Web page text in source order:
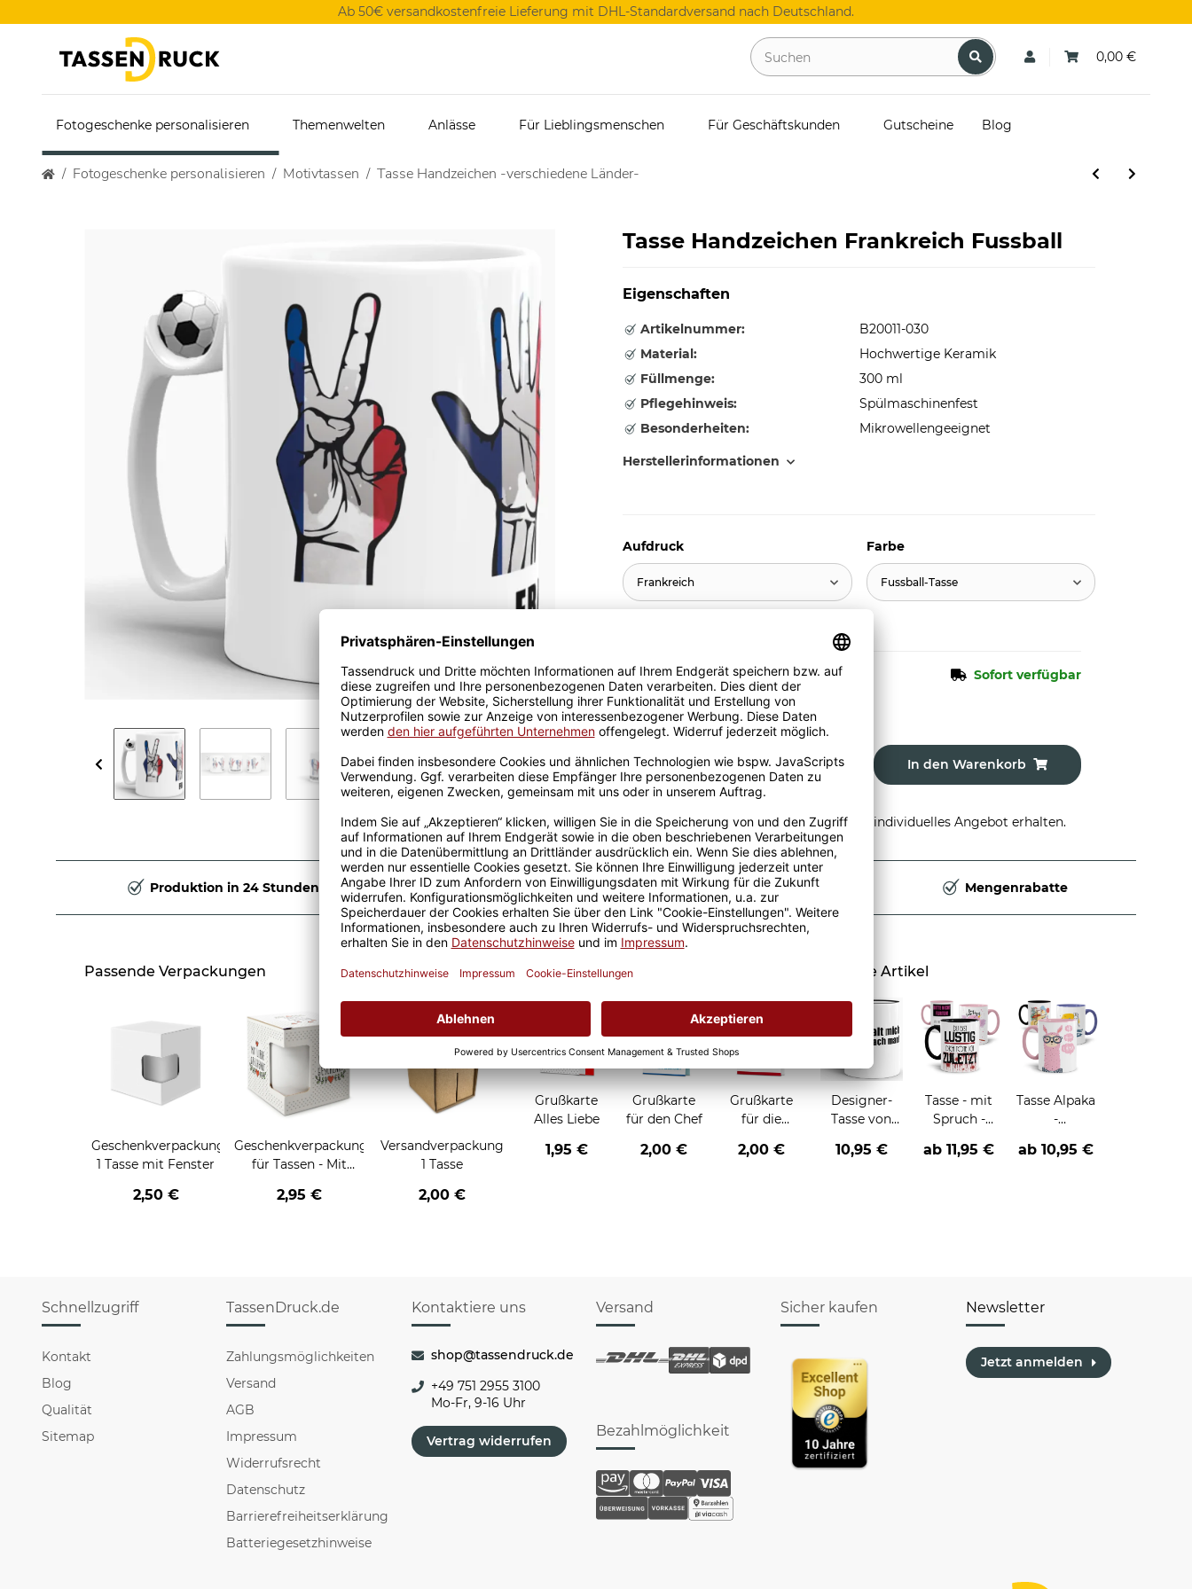
Ab 50€ versandkostenfreie Lieferung mit DHL-Standardversand nach Deutschland.
0,00 €
Fotogeschenke personalisieren Themenwelten Anlässe Für Lieblingsmenschen Für Geschäftskunden Gutscheine Blog
Fotogeschenke personalisieren Motivtassen Tasse Handzeichen -verschiedene Länder-
Tasse Handzeichen Frankreich Fussball
Eigenschaften
Artikelnummer:
B20011-030
Material:
Hochwertige Keramik
Füllmenge:
300 ml
Pflegehinweis:
Spülmaschinenfest
Besonderheiten:
Mikrowellengeeignet
Herstellerinformationen
Aufdruck
Frankreich
Farbe
Fussball-Tasse
10,95 € Sofort verfügbar
inkl. 19% MwSt. , zzgl. Versand
Stk In den Warenkorb
Größere Stückzahl? Anfrage stellen und individuelles Angebot erhalten.
Produktion in 24 Stunden Sicherer Kauf Auf Rechnung Produktion in Deutschland Mengenrabatte
Passende Verpackungen
Geschenkverpackung
1 Tasse mit Fenster
2,50 €
Geschenkverpackung
für Tassen - Mit
2,95 €
Versandverpackung
1 Tasse
2,00 €
Grußkarten zum Verschenken
Grußkarte
Alles Liebe
1,95 €
Grußkarte
für den Chef
2,00 €
Grußkarte
für die
2,00 €
Ähnliche Artikel
Designer-
Tasse von
Sperzel "Halt
10,95 €
Tasse - mit
Spruch -
Motive-
ab11,95 €
Tasse Alpaka
-
Sprüche,
ab10,95 €
Schnellzugriff
Kontakt
Blog
Qualität
Sitemap
TassenDruck.de
Zahlungsmöglichkeiten
Versand
AGB
Impressum
Widerrufsrecht
Datenschutz
Barrierefreiheitserklärung
Batteriegesetzhinweise
Kontaktiere uns
shop@tassendruck.de
+49 751 2955 3100
Mo-Fr, 9-16 Uhr
Vertrag widerrufen
Versand
Bezahlmöglichkeit
Sicher kaufen Newsletter
Jetzt anmelden